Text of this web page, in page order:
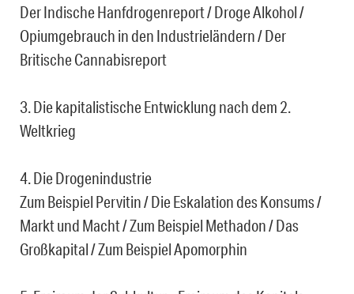
Der Indische Hanfdrogenreport / Droge Alkohol /
Opiumgebrauch in den Industrieländern / Der
Britische Cannabisreport
3. Die kapitalistische Entwicklung nach dem 2.
Weltkrieg
4. Die Drogenindustrie
Zum Beispiel Pervitin / Die Eskalation des Konsums /
Markt und Macht / Zum Beispiel Methadon / Das
Großkapital / Zum Beispiel Apomorphin